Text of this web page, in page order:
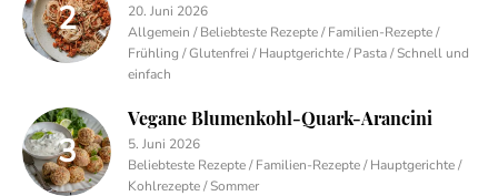
20. Juni 2026
Allgemein / Beliebteste Rezepte / Familien-Rezepte /
Frühling / Glutenfrei / Hauptgerichte / Pasta / Schnell und
einfach
Vegane Blumenkohl-Quark-Arancini
5. Juni 2026
Beliebteste Rezepte / Familien-Rezepte / Hauptgerichte /
Kohlrezepte / Sommer